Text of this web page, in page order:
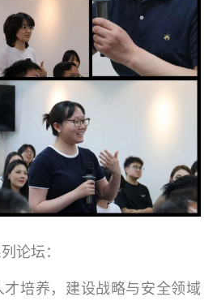
论坛：
培养，建设战略与安全领域